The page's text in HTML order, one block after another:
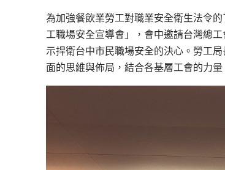
為加強餐飲業勞工對職業安全衛生法令
工職場安全宣導會」，會中邀請台灣總
示捍衛台中市民職場安全的決心。勞工
面的思維與佈局，結合各基層工會的力